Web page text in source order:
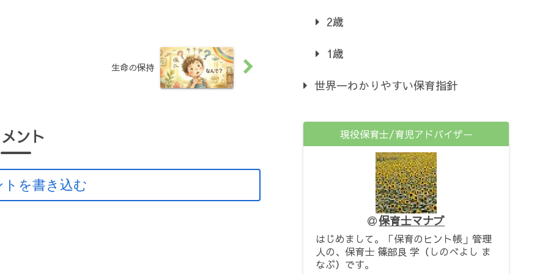
生命の保持
ント
を書き込む
2歳
1歳
世界一わかりやすい保育指針
現役保育士/育児アドバイザー
保育士マナブ
はじめまして。「保育のヒント帳」管理
人の、保育士 篠部良 学（しのべよし ま
なぶ）です。